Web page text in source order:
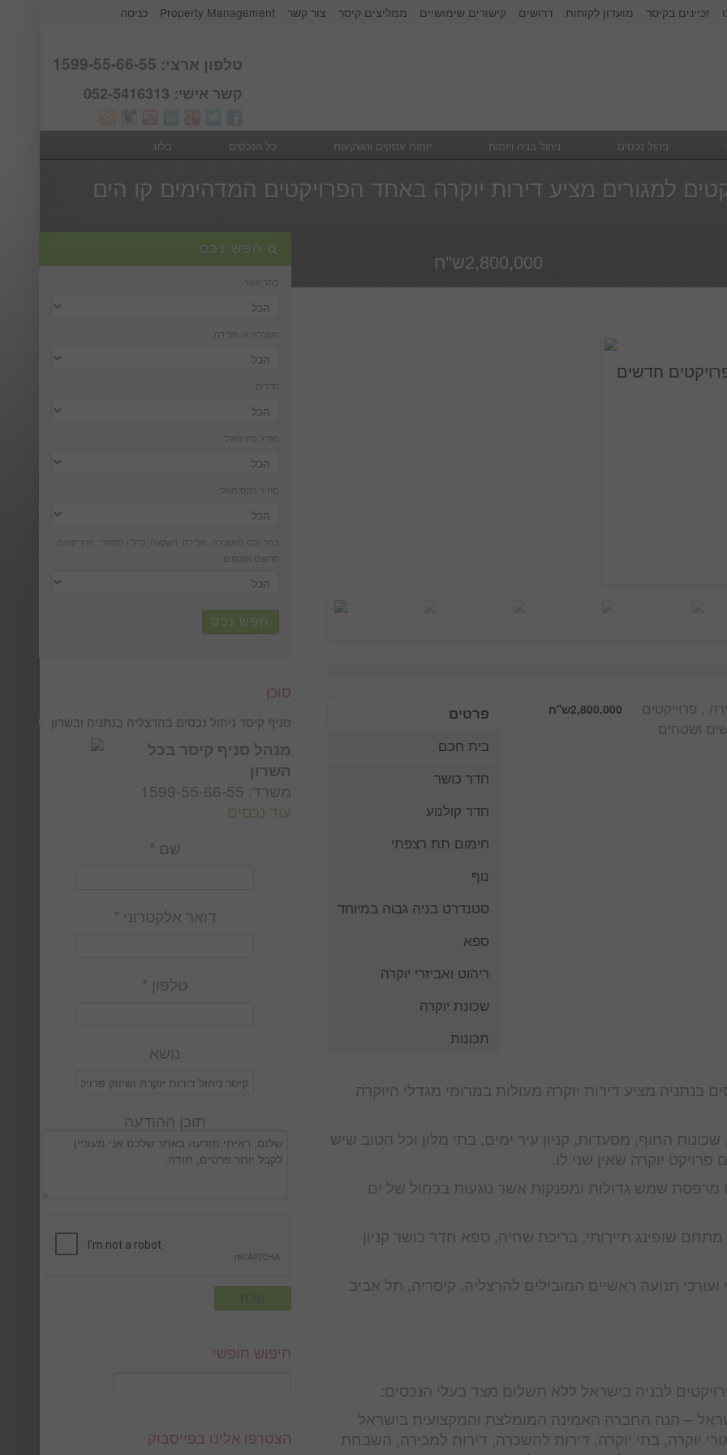
Webmail
כניסה Property Management צור קשר ממליצים קיסר קישורים שימושיים דרושים מועדון לקוחות זכיינים בקיסר
טלפון ארצי: 1599-55-66-55
קשר אישי: 052-5416313
ניהול נכסים ניהול בניה ויזמות יזמות עסקים והשקעות כל הנכסים
בלוג
למגורים מציע דירות יוקרה באחד הפרויקטים המדהימים קו הים
2,800,000ש''ח
חפש נכס
בחר אזור
השכרה או מכירה
חדרים
מחיר מינימאלי
מחיר מקסימאלי
בחר נכס להשכרה, מכירה, השקעה, נדל''ן מסחרי, פרוייקטים
חדשים ושטחים
חפש נכס
סוכן
סניף קיסר ניהול נכסים בהרצליה בנתניה ובשרון
מנהל סניף קיסר בכל
השרון
משרד: 1599-55-66-55
עוד נכסים
שם *
דואר אלקטרוני *
טלפון *
נושא
תוכן ההודעה
חיפוש חופשי
הצטרפו אלינו בפייסבוק
חדשים
פרטים
בית חכם
חדר כושר
חדר קולנוע
חימום תת רצפתי
נוף
סטנדרט בניה גבוה במיוחד
ספא
ריהוט ואביזרי יוקרה
שכונת יוקרה
תכונות
2,800,000ש''ח
, פרוייקטים
ושטחים
בנתניה מציע דירות יוקרה מעולות במרומי מגדלי היוקרה
החוף, מסעדות, קניון עיר ימים, בתי מלון וכל הטוב שיש
יוקרה שאין שני לו.
מרפסת שמש גדולות ומפנקות אשר נוגעות בכחול של ים
מתחם שופינג תיירותי, בריכת שחיה, ספא חדר כושר קניון
תנועה ראשיים המובילים להרצליה, קיסריה, תל אביב
לבניה בישראל ללא תשלום מצד בעלי הנכסים:
– הנה החברה האמינה המומלצת והמקצועית בישראל
יוקרה, בתי יוקרה, דירות להשכרה, דירות למכירה, השבחת